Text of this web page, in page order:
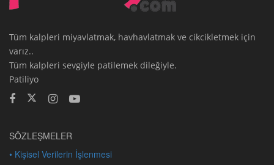
Tüm kalpleri miyavlatmak, havhavlatmak ve cikcikletmek için
varız..
Tüm kalpleri sevgiyle patilemek dileğiyle.
Patiliyo
SÖZLEŞMELER
• Kişisel Verilerin İşlenmesi